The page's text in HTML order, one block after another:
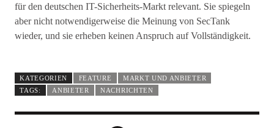
für den deutschen IT-Sicherheits-Markt relevant. Sie spiegeln
aber nicht notwendigerweise die Meinung von SecTank
wieder, und sie erheben keinen Anspruch auf Vollständigkeit.
KATEGORIEN FEATURE
MARKT UND ANBIETER
TAGS:
ANBIETER NACHRICHTEN